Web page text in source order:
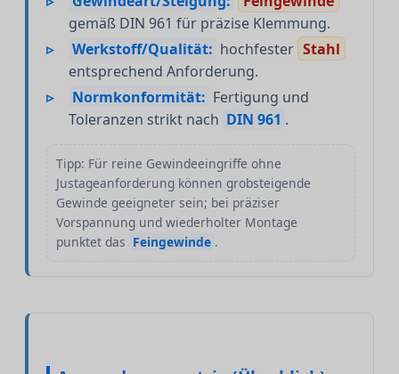
gemäß DIN 961 für präzise Klemmung.
Werkstoff/Qualität: hochfester Stahl
entsprechend Anforderung.
Normkonformität: Fertigung und
Toleranzen strikt nach DIN 961 .
Tipp: Für reine Gewindeeingriffe ohne
Justageanforderung können grobsteigende
Gewinde geeigneter sein; bei präziser
Vorspannung und wiederholter Montage
punktet das Feingewinde .